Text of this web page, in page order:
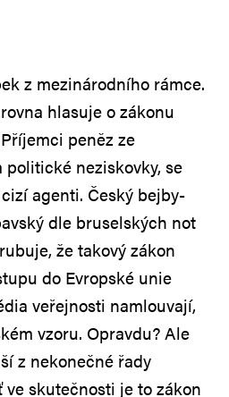
z mezinárodního rámce.
hlasuje o zákonu
peněz ze
neziskovky, se
agenti. Český bejby-
dle bruselských not
že takový zákon
do Evropské unie
veřejnosti namlouvají,
vzoru. Opravdu? Ale
z nekonečné řady
skutečnosti je to zákon